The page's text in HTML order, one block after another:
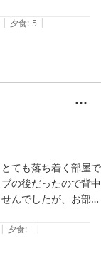
| 夕食: 5 |
ても落ち着く部屋で
の後だったので背中
んでしたが、お部屋
事ができました。風
を楽しみ喜んでい
ぽくて、臭いも強烈
| 夕食: - |